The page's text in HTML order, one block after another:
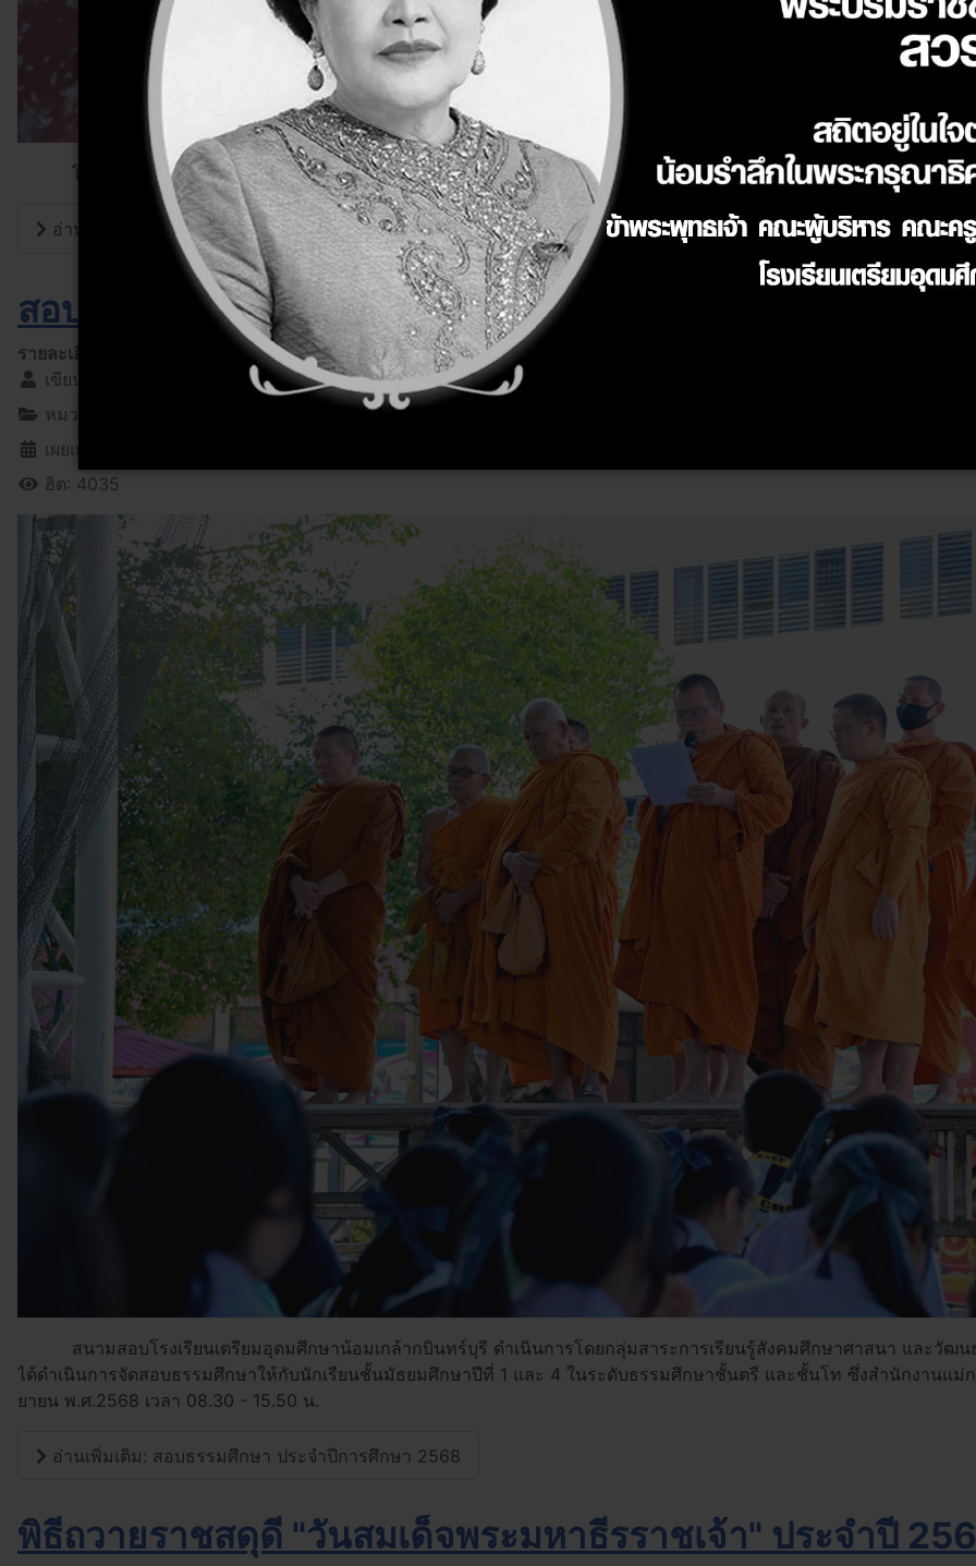
โรงเรียนเตรียมอุดมศึกษาน้อมเกล้า กบินทร์บุรี ได้จัดกิจกรรมต้อนรับปีใหม่ 2569 ให้แก่นักเรียน เพื่อเฉลิมฉลองในเทศกา
อ่านเพิ่มเติม: กิจกรรมส่งท้ายปีเก่า ต้อนรับปีใหม่ 2569
สอบธรรมศึกษา ประจำปีการศึกษา 2568
รายละเอียด
เขียนโดย:
หมวด:
เผยแพร่เมื่อ: 27 พฤศจิกายน 2568
ฮิต: 4035
สนามสอบโรงเรียนเตรียมอุดมศึกษาน้อมเกล้ากบินทร์บุรี ดำเนินการโดยกลุ่มสาระการเรียนรู้สังคมศึกษาศาสนา และวัฒน
ได้ดำเนินการจัดสอบธรรมศึกษาให้กับนักเรียนชั้นมัธยมศึกษาปีที่ 1 และ 4 ในระดับธรรมศึกษาชั้นตรี และชั้นโท ซึ่งสำนักงานแ
ยายน พ.ศ.2568 เวลา 08.30 - 15.50 น.
อ่านเพิ่มเติม: สอบธรรมศึกษา ประจำปีการศึกษา 2568
พิธีถวายราชสดุดี "วันสมเด็จพระมหาธีรราชเจ้า" ประจำปี